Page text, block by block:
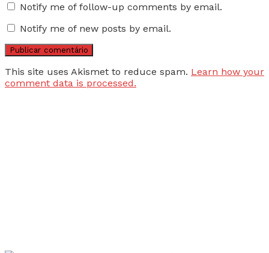
Notify me of follow-up comments by email.
Notify me of new posts by email.
This site uses Akismet to reduce spam. Learn how your
comment data is processed.